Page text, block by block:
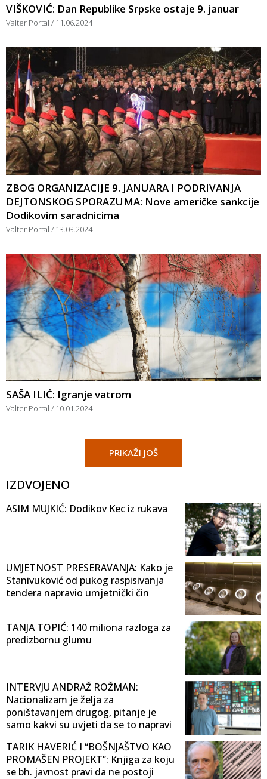
VIŠKOVIĆ: Dan Republike Srpske ostaje 9. januar
Valter Portal 11.06.2024
ZBOG ORGANIZACIJE 9. JANUARA I PODRIVANJA
DEJTONSKOG SPORAZUMA: Nove američke sankcije
Dodikovim saradnicima
Valter Portal 13.03.2024
SAŠA ILIĆ: Igranje vatrom
Valter Portal 10.01.2024
PRIKAŽI JOŠ
IZDVOJENO
ASIM MUJKIĆ: Dodikov Kec iz rukava
UMJETNOST PRESERAVANJA: Kako je
Stanivuković od pukog raspisivanja
tendera napravio umjetnički čin
TANJA TOPIĆ: 140 miliona razloga za
predizbornu glumu
INTERVJU ANDRAŽ ROŽMAN:
Nacionalizam je želja za
poništavanjem drugog, pitanje je
samo kakvi su uvjeti da se to napravi
TARIK HAVERIĆ I “BOŠNJAŠTVO KAO
PROMAŠEN PROJEKT”: Knjiga za koju
se bh. javnost pravi da ne postoji